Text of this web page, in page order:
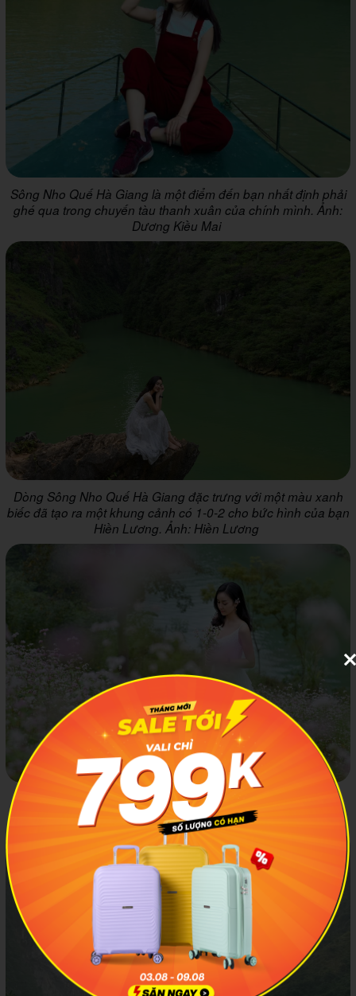
Sông Nho Quế Hà Giang là một điểm đến bạn nhất định phải
ghé qua trong chuyến tàu thanh xuân của chính mình. Ảnh:
Dương Kiều Mai
Dòng Sông Nho Quế Hà Giang đặc trưng với một màu xanh
biếc đã tạo ra một khung cảnh có 1-0-2 cho bức hình của bạn
Hiền Lương. Ảnh: Hiền Lương
Hai bên bờ Sông Nho Quế Hà Giang mọc đầy những cánh
hóa nhỏ xinh và thơ mộng. Ảnh: Hiền Lương